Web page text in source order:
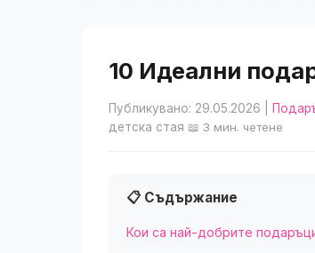
10 Идеални
Публикувано: 29.05.2026
детска стая 📖 3 мин. четене
📋 Съдържание
Кои са най-добрите